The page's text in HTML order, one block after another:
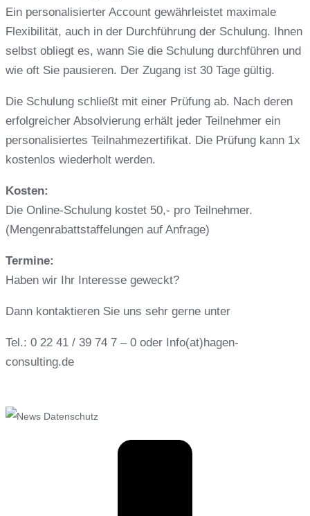
Ein personalisierter Account gewährleistet maximale
Flexibilität, auch in der Durchführung der Schulung. Ihnen
selbst obliegt es, wann Sie die Schulung durchführen und
wie oft Sie pausieren. Der Zugang ist 30 Tage gültig.
Die Schulung schließt mit einer Prüfung ab. Nach deren
erfolgreicher Absolvierung erhält jeder Teilnehmer ein
personalisiertes Teilnahmezertifikat. Die Prüfung kann 1x
kostenlos wiederholt werden.
Kosten:
Die Online-Schulung kostet 50,- pro Teilnehmer.
(Mengenrabattstaffelungen auf Anfrage)
Termine:
Haben wir Ihr Interesse geweckt?
Dann kontaktieren Sie uns sehr gerne unter
Tel.: 0 22 41 / 39 74 7 – 0 oder Info(at)hagen-
consulting.de